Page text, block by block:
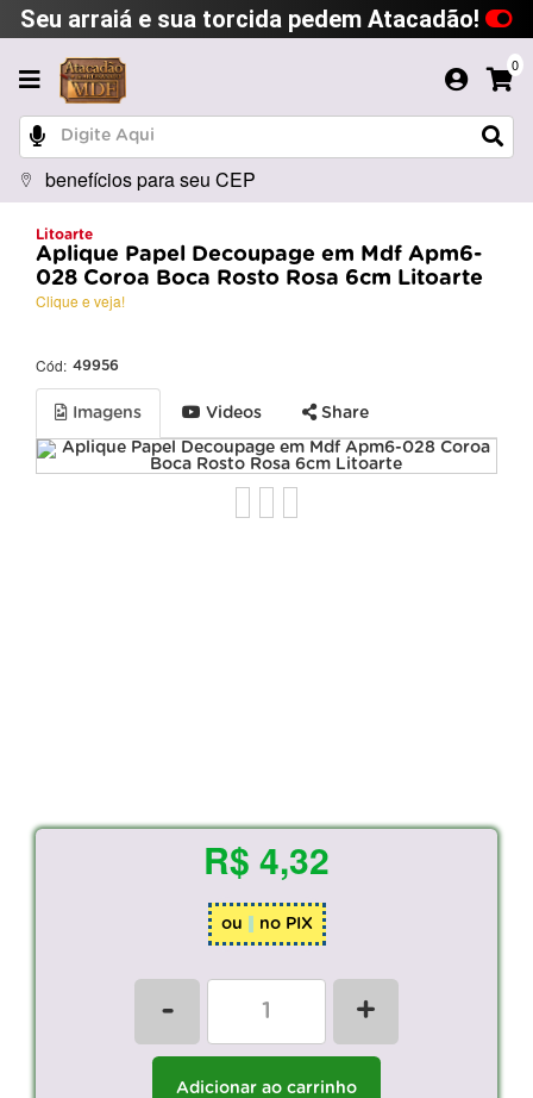
Seu arraiá e sua torcida pedem Atacadão!
0
benefícios para seu CEP
Litoarte
Aplique Papel Decoupage em Mdf Apm6-
028 Coroa Boca Rosto Rosa 6cm Litoarte
Clique e veja!
Cód: 49956
Imagens Videos Share
R$ 4,32
ou no PIX
- +
Adicionar ao carrinho